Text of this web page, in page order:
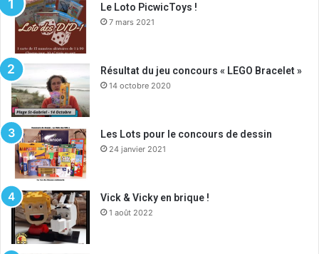
Le Loto PicwicToys !
7 mars 2021
Résultat du jeu concours « LEGO Bracelet »
14 octobre 2020
Les Lots pour le concours de dessin
24 janvier 2021
Vick & Vicky en brique !
1 août 2022